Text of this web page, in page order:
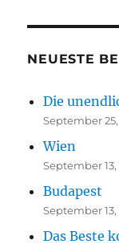
NEUESTE
Die
September 25,
Wien
September 13,
Budapest
September 13,
Das Beste